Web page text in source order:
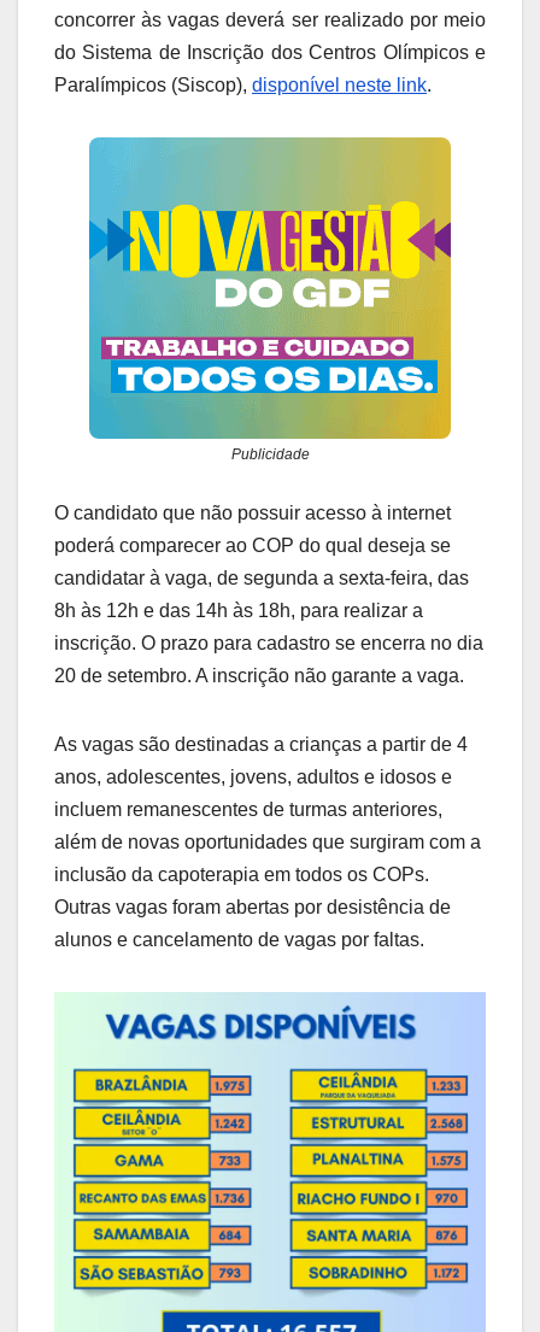
concorrer às vagas deverá ser realizado por meio
do Sistema de Inscrição dos Centros Olímpicos e
Paralímpicos (Siscop), disponível neste link.
Publicidade
O candidato que não possuir acesso à internet
poderá comparecer ao COP do qual deseja se
candidatar à vaga, de segunda a sexta-feira, das
8h às 12h e das 14h às 18h, para realizar a
inscrição. O prazo para cadastro se encerra no dia
20 de setembro. A inscrição não garante a vaga.
As vagas são destinadas a crianças a partir de 4
anos, adolescentes, jovens, adultos e idosos e
incluem remanescentes de turmas anteriores,
além de novas oportunidades que surgiram com a
inclusão da capoterapia em todos os COPs.
Outras vagas foram abertas por desistência de
alunos e cancelamento de vagas por faltas.